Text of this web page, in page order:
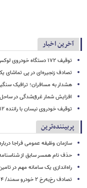
آخرین اخبار
توقیف ۱۷۲ دستگاه خودروی لوکس و آپارتمان
تصادف زنجیره‌ای در پی تماشای
هشدار به مسافران؛ ترافیک
افزایش شمار غرق‌شدگی در
توقیف خودروی نیسان با راننده ۱۲ ساله در این جاده
پربیننده‌ترین
سازمان وظیفه عمومی فراجا
حذف نام همسر سابق از
راه‌اندازی یک سامانه مهم در
تصادف رخ‌به‌رخ ۲ خودرو سمند/ ۴ سرنشین جان باختند